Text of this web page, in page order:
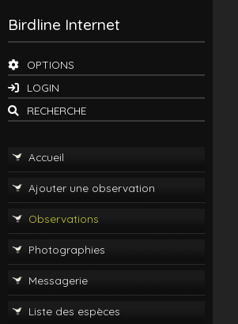
Birdline Internet
OPTIONS
LOGIN
RECHERCHE
Accueil
Ajouter une observation
Observations
Photographies
Messagerie
Liste des espèces